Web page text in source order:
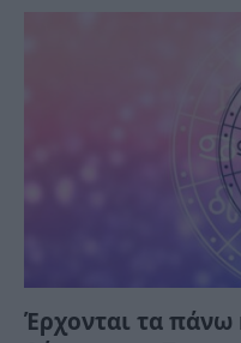
Έρχονται τα πάνω